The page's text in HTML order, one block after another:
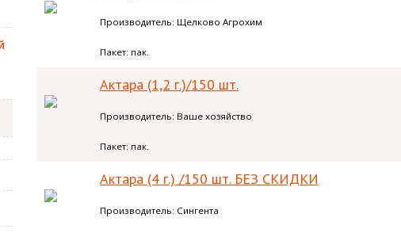
Производитель: Щелково Агрохим
Пакет: пак.
Актара (1,2 г.)/150 шт.
Производитель: Ваше хозяйство
Пакет: пак.
Актара (4 г.) /150 шт. БЕЗ СКИДКИ
Производитель: Сингента